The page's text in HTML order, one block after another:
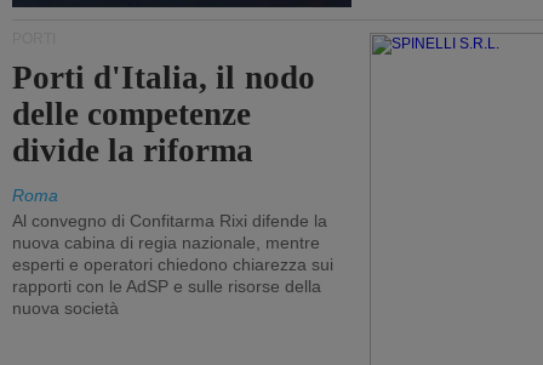
Porti d'Italia, il nodo
delle competenze
divide la riforma
Roma
Al convegno di Confitarma Rixi difende la
nuova cabina di regia nazionale, mentre
esperti e operatori chiedono chiarezza sui
rapporti con le AdSP e sulle risorse della
nuova società